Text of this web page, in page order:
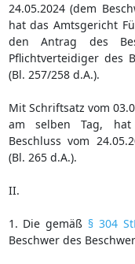
24.05.2024 (dem
hat das Amtsgericht
den Antrag des
Pflichtverteidiger des
(Bl. 257/258 d.A.).
Mit Schriftsatz vom
am selben Tag, hat
Beschluss vom
(Bl. 265 d.A.).
II.
1. Die gemäß § 304
Beschwer des